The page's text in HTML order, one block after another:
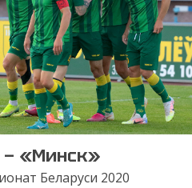
«Минск»
Беларуси 2020